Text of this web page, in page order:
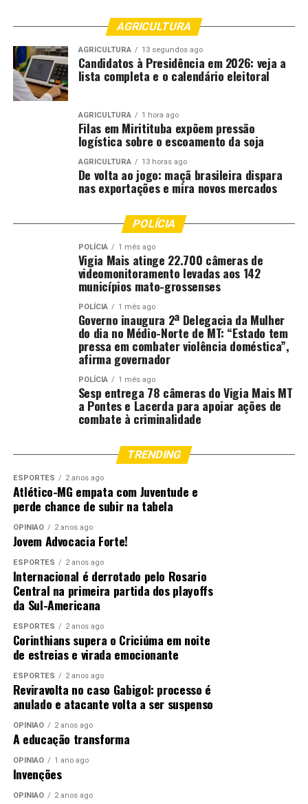
AGRICULTURA
AGRICULTURA 13 segundos ago
Candidatos à Presidência em 2026: veja a
lista completa e o calendário eleitoral
AGRICULTURA 1 hora ago
Filas em Miritituba expõem pressão
logística sobre o escoamento da soja
AGRICULTURA 13 horas ago
De volta ao jogo: maçã brasileira dispara
nas exportações e mira novos mercados
POLÍCIA
POLÍCIA 1 mês ago
Vigia Mais atinge 22.700 câmeras de
videomonitoramento levadas aos 142
municípios mato-grossenses
POLÍCIA 1 mês ago
Governo inaugura 2ª Delegacia da Mulher
do dia no Médio-Norte de MT: “Estado tem
pressa em combater violência doméstica”,
afirma governador
POLÍCIA 1 mês ago
Sesp entrega 78 câmeras do Vigia Mais MT
a Pontes e Lacerda para apoiar ações de
combate à criminalidade
TRENDING
ESPORTES 2 anos ago
Atlético-MG empata com Juventude e
perde chance de subir na tabela
OPINIÃO 2 anos ago
Jovem Advocacia Forte!
ESPORTES 2 anos ago
Internacional é derrotado pelo Rosario
Central na primeira partida dos playoffs
da Sul-Americana
ESPORTES 2 anos ago
Corinthians supera o Criciúma em noite
de estreias e virada emocionante
ESPORTES 2 anos ago
Reviravolta no caso Gabigol: processo é
anulado e atacante volta a ser suspenso
OPINIÃO 2 anos ago
A educação transforma
OPINIÃO 1 ano ago
Invenções
OPINIÃO 2 anos ago